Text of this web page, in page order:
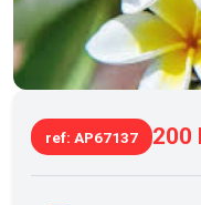
ref: AP67137 200